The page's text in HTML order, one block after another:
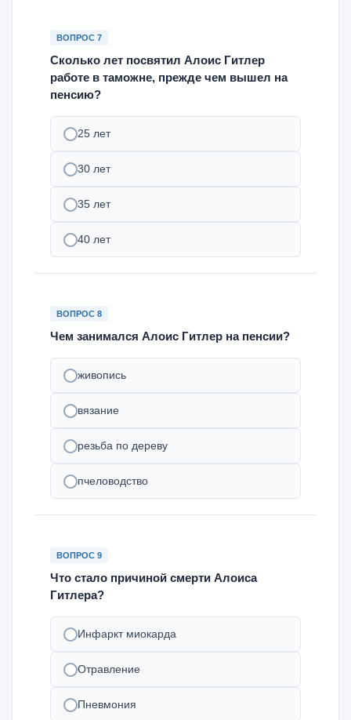
ВОПРОС 7
Сколько лет посвятил Алоис Гитлер
работе в таможне, прежде чем вышел на
пенсию?
25 лет
30 лет
35 лет
40 лет
ВОПРОС 8
Чем занимался Алоис Гитлер на пенсии?
живопись
вязание
резьба по дереву
пчеловодство
ВОПРОС 9
Что стало причиной смерти Алоиса
Гитлера?
Инфаркт миокарда
Отравление
Пневмония